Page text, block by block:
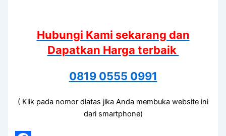
Hubungi Kami sekarang dan
Dapatkan Harga terbaik
0819 0555 0991
( Klik pada nomor diatas jika Anda membuka website ini
dari smartphone)